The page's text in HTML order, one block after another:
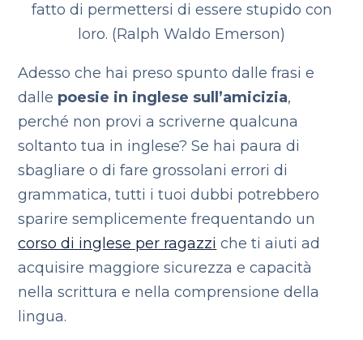
fatto di permettersi di essere stupido con
loro. (Ralph Waldo Emerson)
Adesso che hai preso spunto dalle frasi e
dalle poesie in inglese sull’amicizia,
perché non provi a scriverne qualcuna
soltanto tua in inglese? Se hai paura di
sbagliare o di fare grossolani errori di
grammatica, tutti i tuoi dubbi potrebbero
sparire semplicemente frequentando un
corso di inglese per ragazzi che ti aiuti ad
acquisire maggiore sicurezza e capacità
nella scrittura e nella comprensione della
lingua.